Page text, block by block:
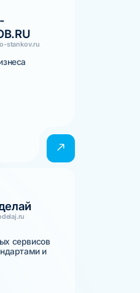
stankov.ru
сервисов
и